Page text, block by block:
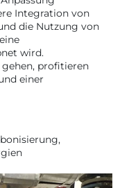
Integration von
die Nutzung von
wird.
profitieren
einer
,